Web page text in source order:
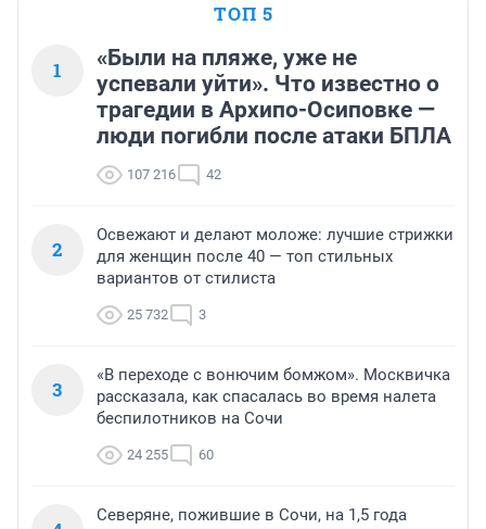
ТОП 5
1
«Были на пляже, уже не
успевали уйти». Что известно о
трагедии в Архипо-Осиповке —
люди погибли после атаки БПЛА
107 216 42
2
Освежают и делают моложе: лучшие стрижки
для женщин после 40 — топ стильных
вариантов от стилиста
25 732 3
3
«В переходе с вонючим бомжом». Москвичка
рассказала, как спасалась во время налета
беспилотников на Сочи
24 255 60
Северяне, пожившие в Сочи, на 1,5 года